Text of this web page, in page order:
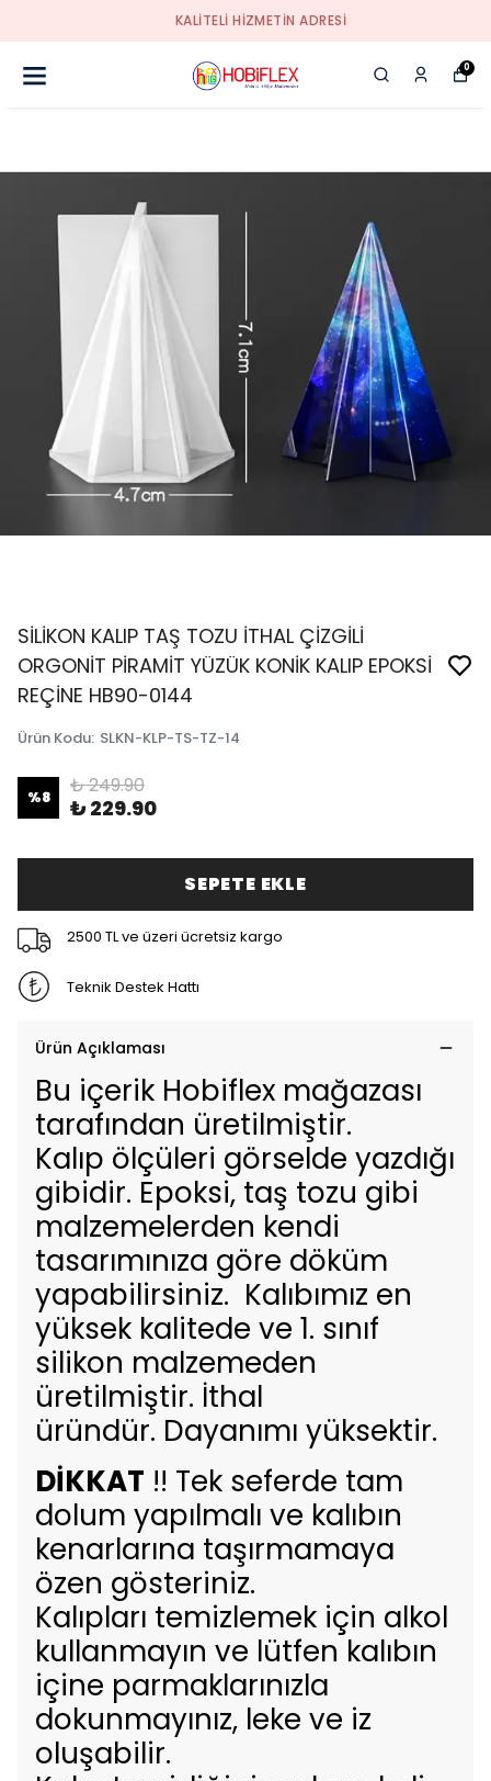
KALİTELİ HİZMETİN ADRESİ
0
SİLİKON KALIP TAŞ TOZU İTHAL ÇİZGİLİ
ORGONİT PİRAMİT YÜZÜK KONİK KALIP EPOKSİ
REÇİNE HB90-0144
Ürün Kodu: SLKN-KLP-TS-TZ-14
%8 ₺ 249.90
₺ 229.90
SEPETE EKLE
2500 TL ve üzeri ücretsiz kargo
Teknik Destek Hattı
Ürün Açıklaması
Bu içerik Hobiflex mağazası
tarafından üretilmiştir.
Kalıp ölçüleri görselde yazdığı
gibidir. Epoksi, taş tozu gibi
malzemelerden kendi
tasarımınıza göre döküm
yapabilirsiniz. Kalıbımız en
yüksek kalitede ve 1. sınıf
silikon malzemeden
üretilmiştir. İthal
üründür. Dayanımı yüksektir.
DİKKAT !! Tek seferde tam
dolum yapılmalı ve kalıbın
kenarlarına taşırmamaya
özen gösteriniz.
Kalıpları temizlemek için alkol
kullanmayın ve lütfen kalıbın
içine parmaklarınızla
dokunmayınız, leke ve iz
oluşabilir.